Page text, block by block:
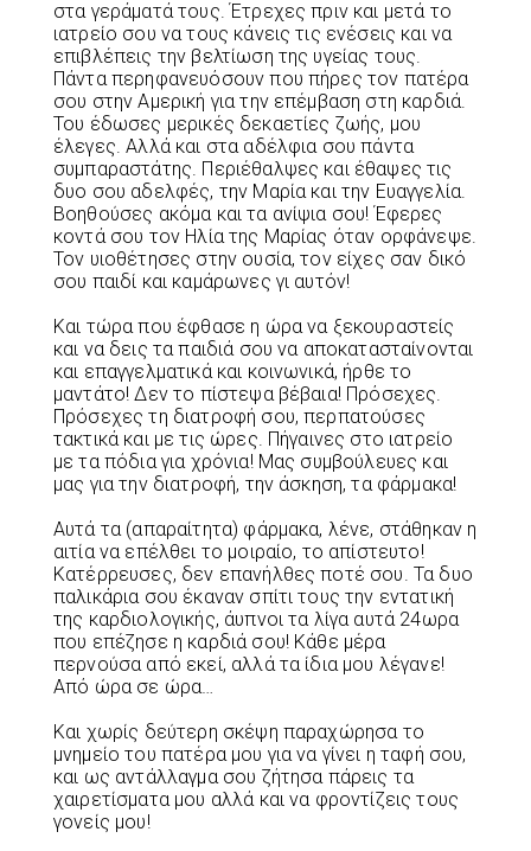
στα γεράματά τους. Έτρεχες πριν και μετά το
ιατρείο σου να τους κάνεις τις ενέσεις και να
επιβλέπεις την βελτίωση της υγείας τους.
Πάντα περηφανευόσουν που πήρες τον πατέρα
σου στην Αμερική για την επέμβαση στη καρδιά.
Του έδωσες μερικές δεκαετίες ζωής, μου
έλεγες. Αλλά και στα αδέλφια σου πάντα
συμπαραστάτης. Περιέθαλψες και έθαψες τις
δυο σου αδελφές, την Μαρία και την Ευαγγελία.
Βοηθούσες ακόμα και τα ανίψια σου! Έφερες
κοντά σου τον Ηλία της Μαρίας όταν ορφάνεψε.
Τον υιοθέτησες στην ουσία, τον είχες σαν δικό
σου παιδί και καμάρωνες γι αυτόν!
Και τώρα που έφθασε η ώρα να ξεκουραστείς
και να δεις τα παιδιά σου να αποκατασταίνονται
και επαγγελματικά και κοινωνικά, ήρθε το
μαντάτο! Δεν το πίστεψα βέβαια! Πρόσεχες.
Πρόσεχες τη διατροφή σου, περπατούσες
τακτικά και με τις ώρες. Πήγαινες στο ιατρείο
με τα πόδια για χρόνια! Μας συμβούλευες και
μας για την διατροφή, την άσκηση, τα φάρμακα!
Αυτά τα (απαραίτητα) φάρμακα, λένε, στάθηκαν η
αιτία να επέλθει το μοιραίο, το απίστευτο!
Κατέρρευσες, δεν επανήλθες ποτέ σου. Τα δυο
παλικάρια σου έκαναν σπίτι τους την εντατική
της καρδιολογικής, άυπνοι τα λίγα αυτά 24ωρα
που επέζησε η καρδιά σου! Κάθε μέρα
περνούσα από εκεί, αλλά τα ίδια μου λέγανε!
Από ώρα σε ώρα…
Και χωρίς δεύτερη σκέψη παραχώρησα το
μνημείο του πατέρα μου για να γίνει η ταφή σου,
και ως αντάλλαγμα σου ζήτησα πάρεις τα
χαιρετίσματα μου αλλά και να φροντίζεις τους
γονείς μου!